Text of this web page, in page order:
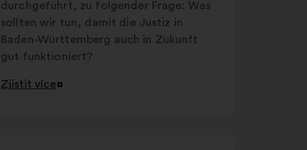
durchgeführt, zu folgender Frage: Was
sollten wir tun, damit die Justiz in
Baden-Württemberg auch in Zukunft
gut funktioniert?
Zjistit více
Otevřít